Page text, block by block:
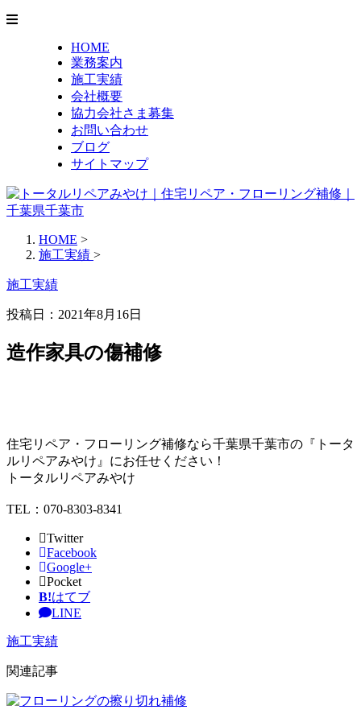
HOME
業務案内
施工実績
会社概要
協力会社さま募集
お問い合わせ
ブログ
サイトマップ
HOME >
施工実績 >
施工実績
投稿日：2021年8月16日
造作家具の傷補修
住宅リペア・フローリング補修なら千葉県千葉市の『トータ
ルリペアみやけ』にお任せください！
トータルリペアみやけ
TEL：070-8303-8341
Twitter
Facebook
Google+
Pocket
B!はてブ
LINE
施工実績
関連記事